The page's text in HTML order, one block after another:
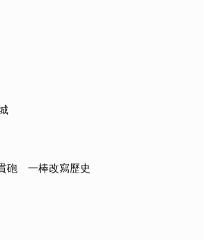
砲 一棒改寫歷史